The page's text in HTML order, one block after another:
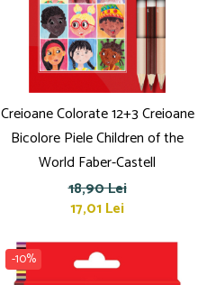
Creioane Colorate 12+3 Creioane
Bicolore Piele Children of the
World Faber-Castell
18,90 Lei
17,01 Lei
-10%